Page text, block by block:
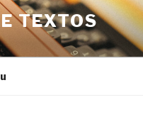
TEXTOS